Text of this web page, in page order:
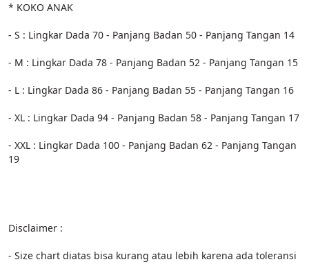
* KOKO ANAK
- S : Lingkar Dada 70 - Panjang Badan 50 - Panjang Tangan 14
- M : Lingkar Dada 78 - Panjang Badan 52 - Panjang Tangan 15
- L : Lingkar Dada 86 - Panjang Badan 55 - Panjang Tangan 16
- XL : Lingkar Dada 94 - Panjang Badan 58 - Panjang Tangan 17
- XXL : Lingkar Dada 100 - Panjang Badan 62 - Panjang Tangan
19
Disclaimer :
- Size chart diatas bisa kurang atau lebih karena ada toleransi